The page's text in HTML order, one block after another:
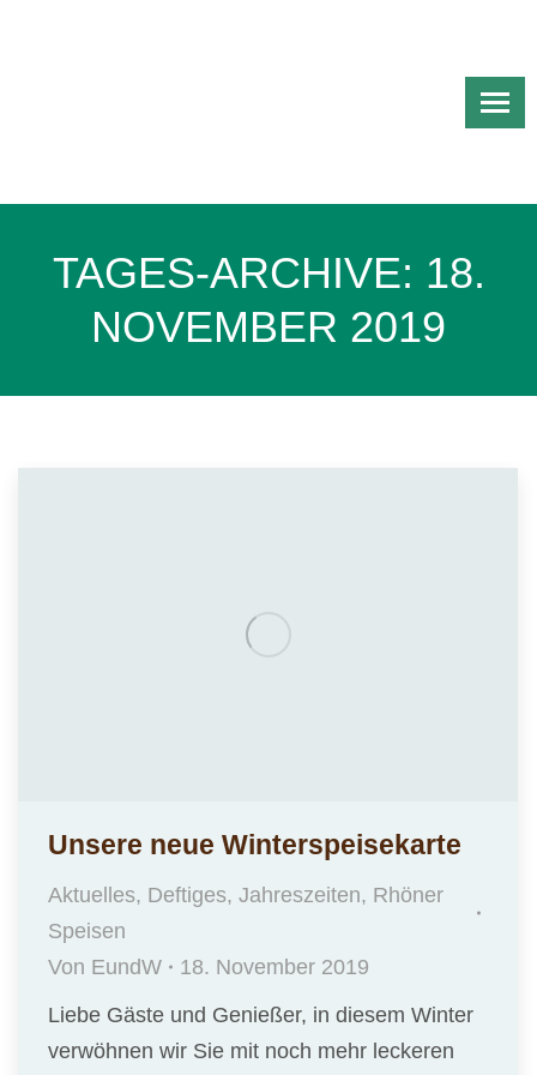
TAGES-ARCHIVE: 18.
NOVEMBER 2019
Unsere neue Winterspeisekarte
Aktuelles, Deftiges, Jahreszeiten, Rhöner
Speisen
Von EundW
18. November 2019
Liebe Gäste und Genießer, in diesem Winter
verwöhnen wir Sie mit noch mehr leckeren